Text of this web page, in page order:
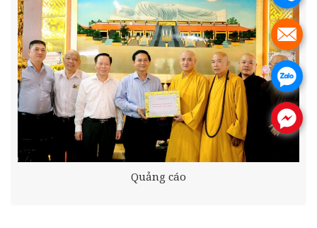
Quảng cáo
.
.
.